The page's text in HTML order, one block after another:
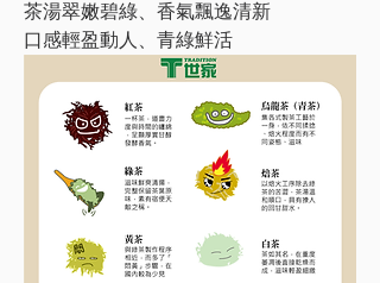
茶湯翠嫩碧綠、香氣飄逸清新
口感輕盈動人、青綠鮮活